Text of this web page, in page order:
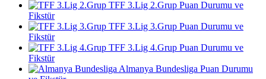
TFF 3.Lig 2.Grup Puan Durumu ve
Fikstür
TFF 3.Lig 3.Grup Puan Durumu ve
Fikstür
TFF 3.Lig 4.Grup Puan Durumu ve
Fikstür
Almanya Bundesliga Puan Durumu